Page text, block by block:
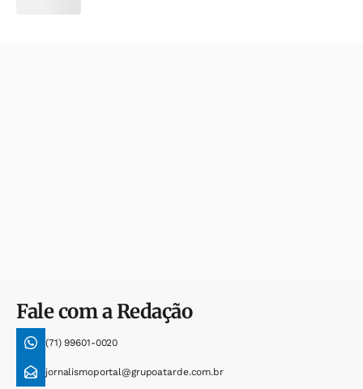
Fale com a Redação
(71) 99601-0020
jornalismoportal@grupoatarde.com.br